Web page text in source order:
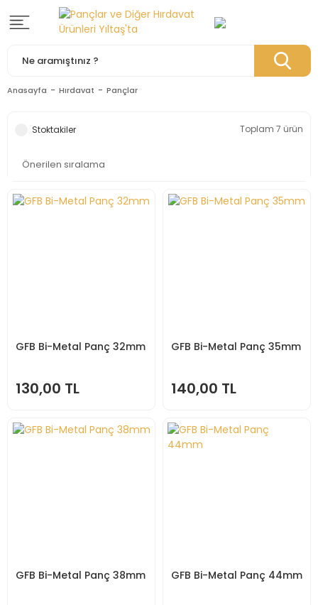
Anasayfa Hırdavat Pançlar
Stoktakiler Toplam 7 ürün
GFB Bi-Metal Panç 32mm
130,00 TL
GFB Bi-Metal Panç 35mm
140,00 TL
GFB Bi-Metal Panç 38mm GFB Bi-Metal Panç 44mm